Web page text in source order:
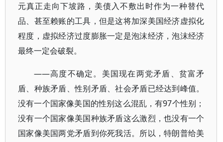
元真正走向下坡路，美债入不敷出时作为一种替代
品、甚至赖账的工具，但是这将加深美国经济虚拟化
程度，虚拟经济过度膨胀一定是泡沫经济，泡沫经济
最终一定会破裂。
——高度不确定。美国现在两党矛盾、贫富矛
盾、种族矛盾、性别矛盾、社会矛盾已经达到峰值。
没有一个国家像美国的性别这么混乱，有97个性别；
没有一个国家像美国种族矛盾这么激烈，也没有一个
国家像美国两党矛盾到你死我活。所以，特朗普给美